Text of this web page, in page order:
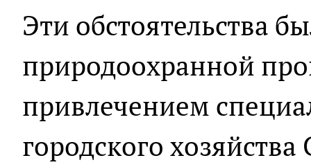
Эти обстоятельства
природоохранной
привлечением
городского хозяйства